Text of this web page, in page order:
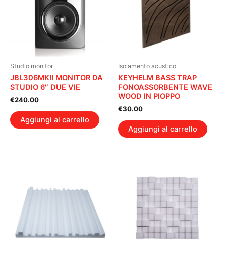
Studio monitor
JBL306MKII MONITOR DA
STUDIO 6″ DUE VIE
€240.00
Aggiungi al carrello
Isolamento acustico
KEYHELM BASS TRAP
FONOASSORBENTE WAVE
WOOD IN PIOPPO
€30.00
Aggiungi al carrello